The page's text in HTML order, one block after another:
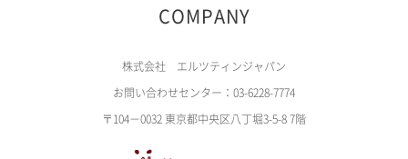
COMPANY
株式会社 エルツティンジャパン
お問い合わせセンター：03-6228-7774
〒104－0032 東京都中央区八丁堀3-5-8 7階